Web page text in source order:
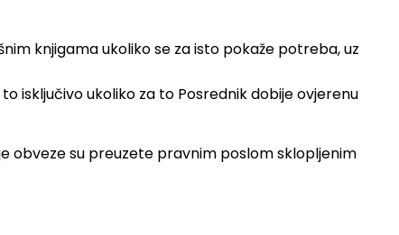
knjigama ukoliko se za isto pokaže potreba, uz
isključivo ukoliko za to Posrednik dobije ovjerenu
obveze su preuzete pravnim poslom sklopljenim